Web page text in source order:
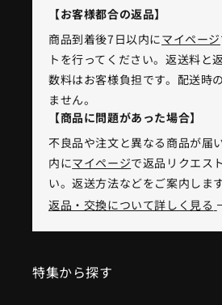
【お客様都合の返品】
商品到着後7日以内にマイページ
トを行ってください。返送料と
数料はお客様負担です。配送時
ません。
【商品に問題があった場合】
不良品や注文と異なる商品が届
内にマイページで返品リクエス
い。返送方法などをご案内します
返品・交換について詳しく見る
特集から探す